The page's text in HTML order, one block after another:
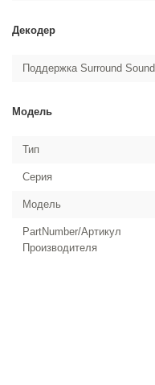
Декодер
Поддержка Surround Sound
Модель
Тип
Серия
Модель
PartNumber/Артикул
Производителя